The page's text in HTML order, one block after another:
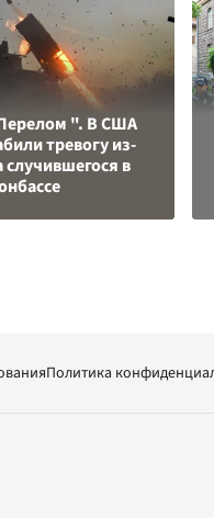
". В США
тревогу из-
случившегося в
Политика